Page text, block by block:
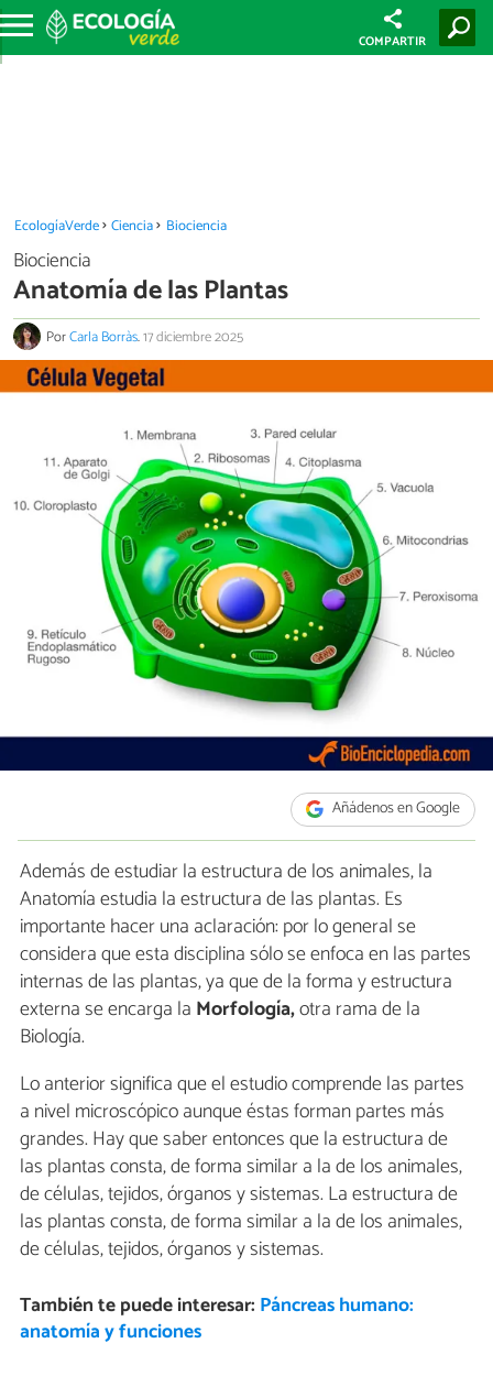
COMPARTIR
EcologíaVerde Ciencia Biociencia
Biociencia
Anatomía de las Plantas
PorCarla Borràs.17 diciembre 2025
Añádenos en Google
Además de estudiar la estructura de los animales, la
Anatomía estudia la estructura de las plantas. Es
importante hacer una aclaración: por lo general se
considera que esta disciplina sólo se enfoca en las partes
internas de las plantas, ya que de la forma y estructura
externa se encarga la Morfología,otra rama de la
Biología.
Lo anterior significa que el estudio comprende las partes
a nivel microscópico aunque éstas forman partes más
grandes. Hay que saber entonces que la estructura de
las plantas consta, de forma similar a la de los animales,
de células, tejidos, órganos y sistemas. La estructura de
las plantas consta, de forma similar a la de los animales,
de células, tejidos, órganos y sistemas.
También te puede interesar: Páncreas humano:
anatomía y funciones